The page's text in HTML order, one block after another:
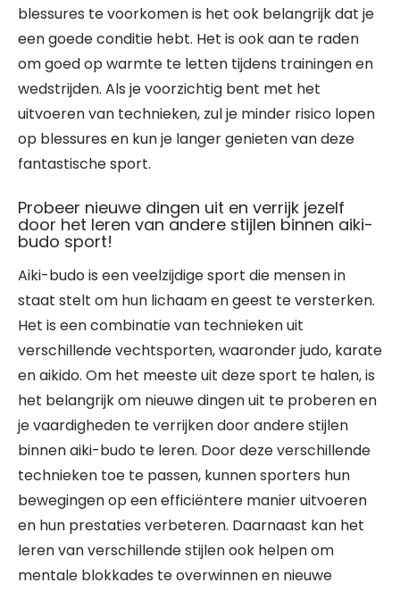
blessures te voorkomen is het ook belangrijk dat je
een goede conditie hebt. Het is ook aan te raden
om goed op warmte te letten tijdens trainingen en
wedstrijden. Als je voorzichtig bent met het
uitvoeren van technieken, zul je minder risico lopen
op blessures en kun je langer genieten van deze
fantastische sport.
Probeer nieuwe dingen uit en verrijk jezelf
door het leren van andere stijlen binnen aiki-
budo sport!
Aiki-budo is een veelzijdige sport die mensen in
staat stelt om hun lichaam en geest te versterken.
Het is een combinatie van technieken uit
verschillende vechtsporten, waaronder judo, karate
en aikido. Om het meeste uit deze sport te halen, is
het belangrijk om nieuwe dingen uit te proberen en
je vaardigheden te verrijken door andere stijlen
binnen aiki-budo te leren. Door deze verschillende
technieken toe te passen, kunnen sporters hun
bewegingen op een efficiëntere manier uitvoeren
en hun prestaties verbeteren. Daarnaast kan het
leren van verschillende stijlen ook helpen om
mentale blokkades te overwinnen en nieuwe